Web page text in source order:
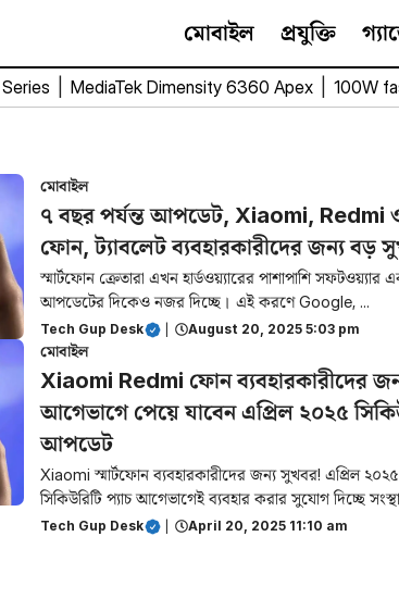
মোবাইল প্রযুক্তি
MediaTek Dimensity 6360 Apex 100W
মোবাইল
৭ বছর পর্যন্ত আপডেট, Xiaomi, Redmi
ফোন, ট্যাবলেট ব্যবহারকারীদের জন্য বড়
স্মার্টফোন ক্রেতারা এখন হার্ডওয়্যারের পাশাপাশি সফটওয়্যার
আপডেটের দিকেও নজর দিচ্ছে। এই করণে Google, ...
Tech Gup Desk August 20, 2025 5:03 pm
মোবাইল
Xiaomi Redmi ফোন ব্যবহারকারীদের
আগেভাগে পেয়ে যাবেন এপ্রিল ২০২৫
আপডেট
Xiaomi স্মার্টফোন ব্যবহারকারীদের জন্য সুখবর! এপ্রিল
সিকিউরিটি প্যাচ আগেভাগেই ব্যবহার করার সুযোগ দিচ্ছে
Tech Gup Desk April 20, 2025 11:10 am